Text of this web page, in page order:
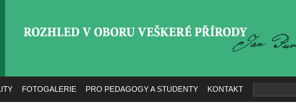
FOTOGALERIE PRO PEDAGOGY A STUDENTY KONTAKT